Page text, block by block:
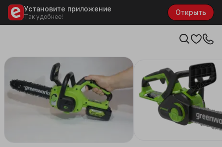
Установите приложение
Так удобнее!
Открыть